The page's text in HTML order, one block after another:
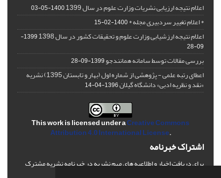
اعلام نتیجه ارزیابی نشریات وزارت علوم در سال 1399 1400-05-03
* اعلام تغییر سردبیری مجله *1400-02-15
اعلام نتیجه ارزشیابی وزارت علوم و تحقیقات کشور در سال 1398
1399-
09-28
بررسی مقالات توسط سامانه همانندجو1399-09-28
اعطای رتبه علمی - پژوهشی از شماره اول (بهار و تابستان 1395) نشریه
«نقد و نظریه ادبی» دانشگاه گیلان1396-04-14
This work is licensed under aCreative Commons
Attribution 4.0 International License.
اشتراک خبرنامه
برای دریافت اخبار و اطلاعیه های مهم نشریه در خبرنامه نشریه مشترک